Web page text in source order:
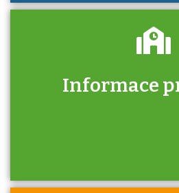
Informace
Zjistěte, jak se přihlásit